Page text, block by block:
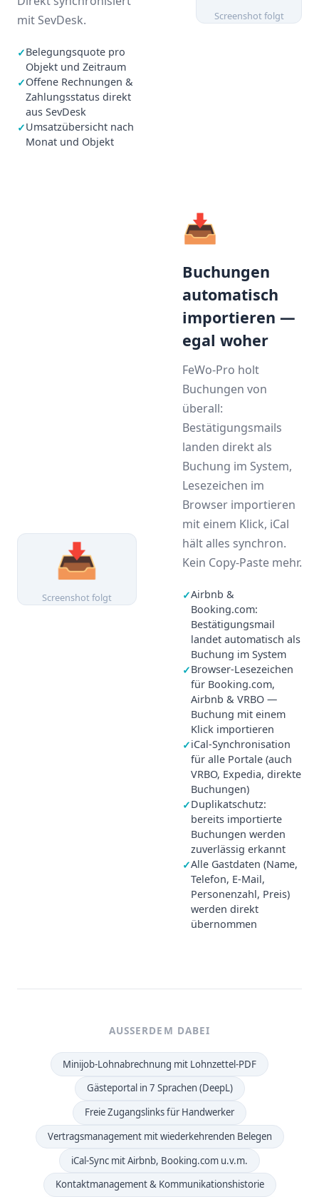
mit SevDesk.
✓Belegungsquote pro
Objekt und Zeitraum
✓Offene Rechnungen &
Zahlungsstatus direkt
aus SevDesk
✓Umsatzübersicht nach
Monat und Objekt
Screenshot folgt
📥
Buchungen
automatisch
importieren —
egal woher
FeWo-Pro holt
Buchungen von
überall:
Bestätigungsmails
landen direkt als
Buchung im System,
Lesezeichen im
Browser importieren
mit einem Klick, iCal
hält alles synchron.
Kein Copy-Paste mehr.
✓Airbnb &
Booking.com:
Bestätigungsmail
landet automatisch als
Buchung im System
✓Browser-Lesezeichen
für Booking.com,
Airbnb & VRBO —
Buchung mit einem
Klick importieren
✓iCal-Synchronisation
für alle Portale (auch
VRBO, Expedia, direkte
Buchungen)
✓Duplikatschutz:
bereits importierte
Buchungen werden
zuverlässig erkannt
✓Alle Gastdaten (Name,
Telefon, E-Mail,
Personenzahl, Preis)
werden direkt
übernommen
📥
Screenshot folgt
AUSSERDEM DABEI
Minijob-Lohnabrechnung mit Lohnzettel-PDF
Gästeportal in 7 Sprachen (DeepL)
Freie Zugangslinks für Handwerker
Vertragsmanagement mit wiederkehrenden Belegen
iCal-Sync mit Airbnb, Booking.com u.v.m.
Kontaktmanagement & Kommunikationshistorie